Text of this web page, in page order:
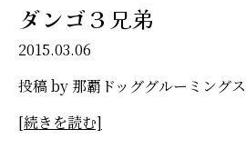
ダンゴ３兄弟
2015.03.06
投稿 by 那覇ドッググルーミング
[続きを読む]